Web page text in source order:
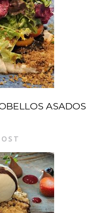
ASADOS